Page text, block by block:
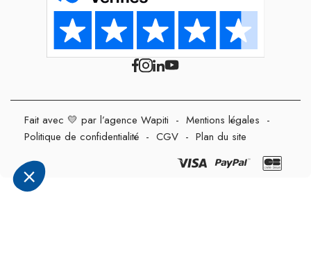
Fait avec 💛 par l’agence Wapiti - Mentions légales -
Politique de confidentialité - CGV - Plan du site